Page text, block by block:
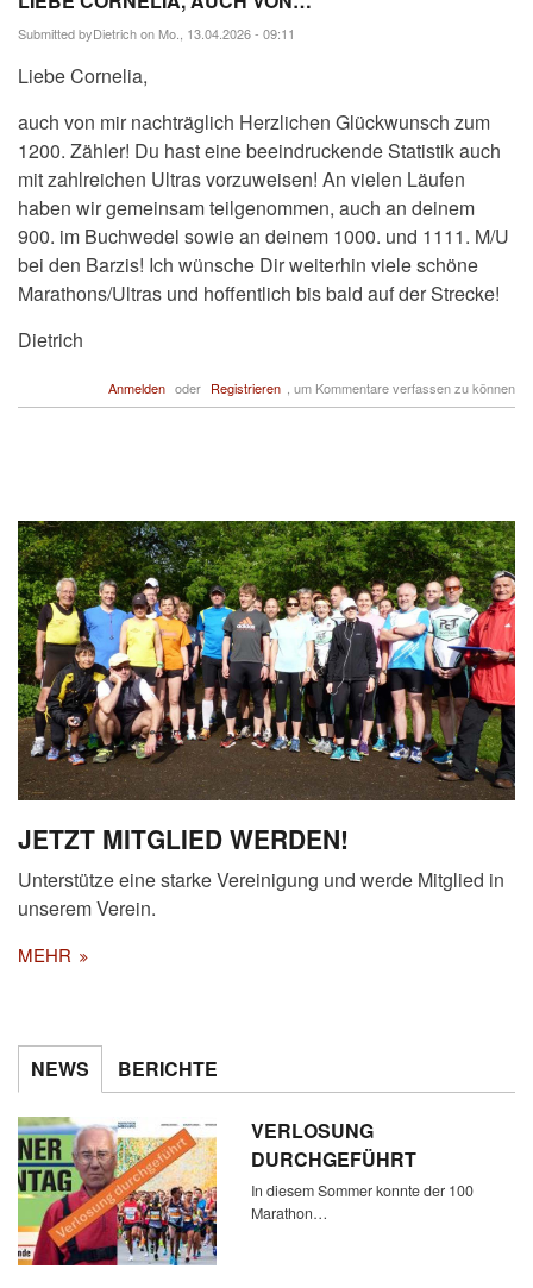
Submitted byDietrichon Mo., 13.04.2026 - 09:11
Liebe Cornelia,
auch von mir nachträglich Herzlichen Glückwunsch zum
1200. Zähler! Du hast eine beeindruckende Statistik auch
mit zahlreichen Ultras vorzuweisen! An vielen Läufen
haben wir gemeinsam teilgenommen, auch an deinem
900. im Buchwedel sowie an deinem 1000. und 1111. M/U
bei den Barzis! Ich wünsche Dir weiterhin viele schöne
Marathons/Ultras und hoffentlich bis bald auf der Strecke!
Dietrich
Anmelden oder Registrieren , um Kommentare verfassen zu können
JETZT MITGLIED WERDEN!
Unterstütze eine starke Vereinigung und werde Mitglied in
unserem Verein.
MEHR
NEWS BERICHTE
VERLOSUNG
DURCHGEFÜHRT
In diesem Sommer konnte der 100
Marathon…